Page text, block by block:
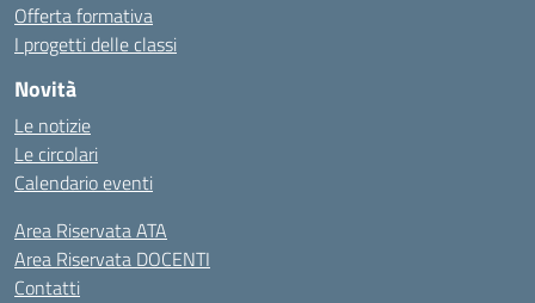
Offerta formativa
I progetti delle classi
Novità
Le notizie
Le circolari
Calendario eventi
Area Riservata ATA
Area Riservata DOCENTI
Contatti